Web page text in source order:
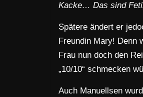
Kacke… Das sind
Spätere ändert er
Freundin Mary! Denn
Frau nun doch den
„10/10“ schmecken
Auch Manuellsen